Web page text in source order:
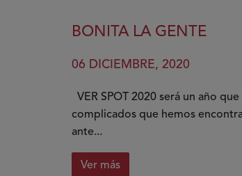
BONITA LA GENTE
06 DICIEMBRE, 2020
VER SPOT 2020 será un año
complicados que hemos
ante...
Ver más